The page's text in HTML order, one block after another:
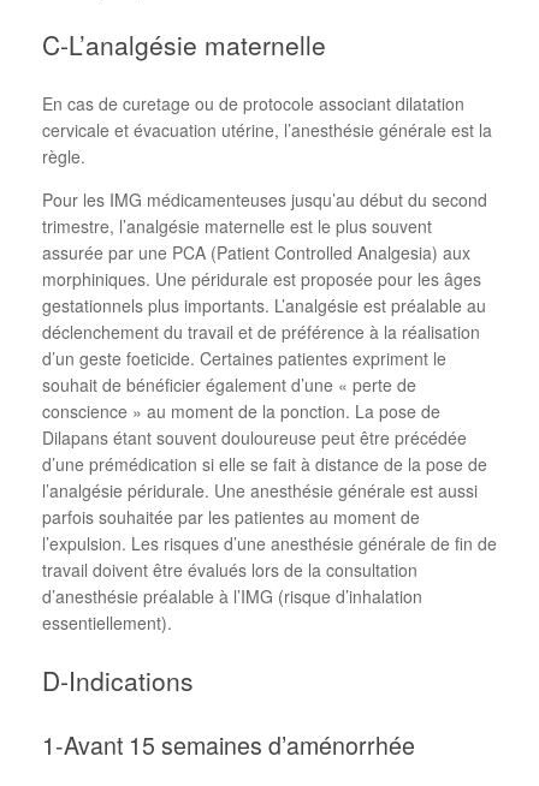
C-L’analgésie maternelle
En cas de curetage ou de protocole associant dilatation
cervicale et évacuation utérine, l’anesthésie générale est la
règle.
Pour les IMG médicamenteuses jusqu’au début du second
trimestre, l’analgésie maternelle est le plus souvent
assurée par une PCA (Patient Controlled Analgesia) aux
morphiniques. Une péridurale est proposée pour les âges
gestationnels plus importants. L’analgésie est préalable au
déclenchement du travail et de préférence à la réalisation
d’un geste foeticide. Certaines patientes expriment le
souhait de bénéficier également d’une « perte de
conscience » au moment de la ponction. La pose de
Dilapans étant souvent douloureuse peut être précédée
d’une prémédication si elle se fait à distance de la pose de
l’analgésie péridurale. Une anesthésie générale est aussi
parfois souhaitée par les patientes au moment de
l’expulsion. Les risques d’une anesthésie générale de fin de
travail doivent être évalués lors de la consultation
d’anesthésie préalable à l’IMG (risque d’inhalation
essentiellement).
D-Indications
1-Avant 15 semaines d’aménorrhée